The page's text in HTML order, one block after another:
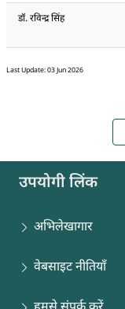
डॉ. रविन्द्र सिंह
Last Update: 03 Jun 2026
उपयोगी लिंक
अभिलेखागार
वेबसाइट नीतियाँ